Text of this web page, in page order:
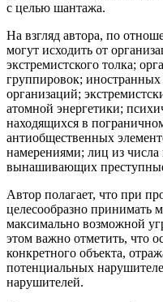
с целью шантажа.
На взгляд автора, по
могут исходить от
экстремистского толка;
группировок;
организаций;
атомной энергетики;
находящихся в
антиобщественных
намерениями; лиц из числа
вынашивающих
Автор полагает, что при
целесообразно принимать
максимально возможной
этом важно отметить, что
конкретного объекта,
потенциальных
нарушителей.